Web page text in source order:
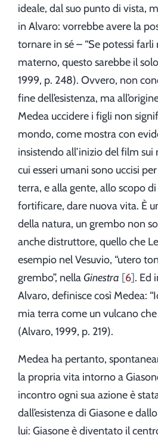
ideale, dal suo punto di vista,
in Alvaro: vorrebbe avere la
tornare in sé – “Se potessi farli
materno, questo sarebbe il
1999, p. 248). Ovvero, non
fine dell’esistenza, ma
Medea uccidere i figli non
mondo, come mostra con
insistendo all’inizio del film sui
cui esseri umani sono uccisi
terra, e alla gente, allo scopo
fortificare, dare nuova vita. È
della natura, un grembo non
anche distruttore, quello che
esempio nel Vesuvio, “utero
grembo”, nellaGinestra 6 . Ed
Alvaro, definisce così Medea:
mia terra come un vulcano
(Alvaro, 1999, p. 219).
Medea ha pertanto,
la propria vita intorno a
incontro ogni sua azione è
dall’esistenza di Giasone e
lui: Giasone è diventato il